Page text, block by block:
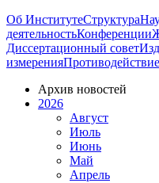
Об ИнститутеСтруктура
деятельностьКонференции
Диссертационный совет
измерения
Архив новостей
2026
Август
Июль
Июнь
Май
Апрель